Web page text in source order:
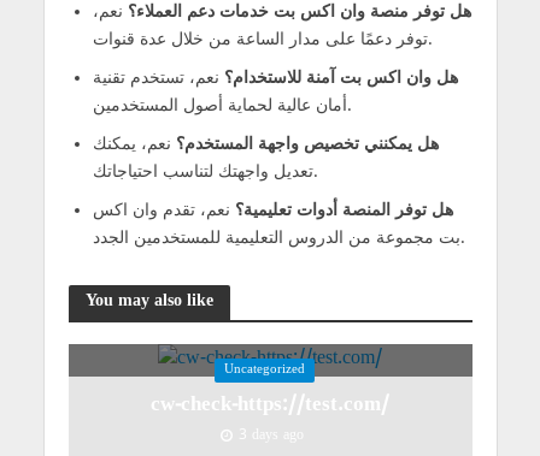
هل توفر منصة وان اكس بت خدمات دعم العملاء؟ نعم،
توفر دعمًا على مدار الساعة من خلال عدة قنوات.
هل وان اكس بت آمنة للاستخدام؟ نعم، تستخدم تقنية
أمان عالية لحماية أصول المستخدمين.
هل يمكنني تخصيص واجهة المستخدم؟ نعم، يمكنك
تعديل واجهتك لتناسب احتياجاتك.
هل توفر المنصة أدوات تعليمية؟ نعم، تقدم وان اكس
بت مجموعة من الدروس التعليمية للمستخدمين الجدد.
You may also like
Uncategorized
cw-check-https://test.com/
3 days ago